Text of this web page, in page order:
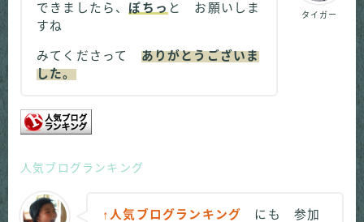
タイガー
できましたら、 ぽちっ と お願いしま
すね
みてくださって ありがとうございま
した。
人気ブログランキング
↑人気ブログランキング
にも 参加